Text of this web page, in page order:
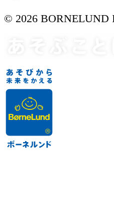
© 2026 BORNELUND